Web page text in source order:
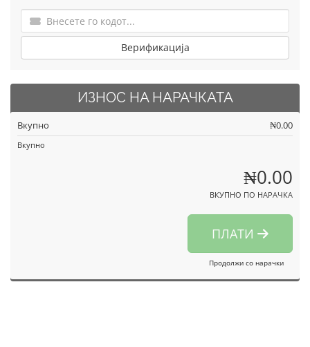
Верификација
ИЗНОС НА НАРАЧКАТА
Вкупно ₦0.00
Вкупно
₦0.00
ВКУПНО ПО НАРАЧКА
ПЛАТИ
Продолжи со нарачки